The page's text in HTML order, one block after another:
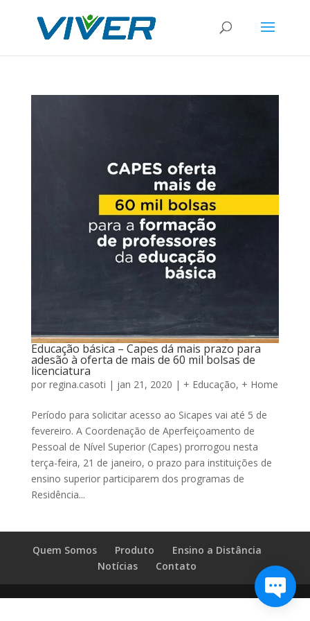
Educação básica – Capes dá mais prazo para
adesão à oferta de mais de 60 mil bolsas de
licenciatura
por regina.casoti | jan 21, 2020 | + Educação, + Home
Período para solicitar acesso ao Sicapes vai até 5 de
fevereiro. A Coordenação de Aperfeiçoamento de
Pessoal de Nível Superior (Capes) prorrogou nesta
terça-feira, 21 de janeiro, o prazo para instituições de
ensino superior participarem dos programas de
Residência...
Quem Somos Produto
Ensino a Distância
Notícias
Contato